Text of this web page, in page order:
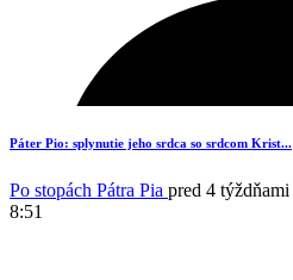
12
Páter Pio: splynutie jeho srdca so srdcom Krist...
Po stopách Pátra Pia pred 4 týždňami
8:51